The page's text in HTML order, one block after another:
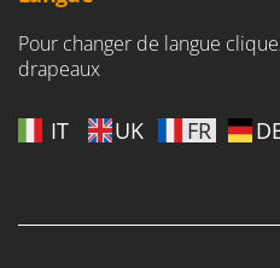
Pour changer de langue
drapeaux
IT UK FR